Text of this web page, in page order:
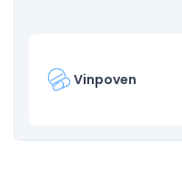
Vinpoven